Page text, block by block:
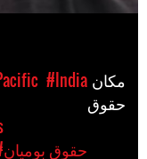
#India
#حقوق بومیان